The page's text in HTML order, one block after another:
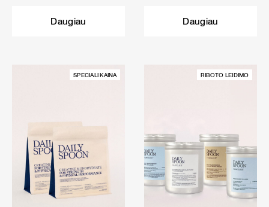
Daugiau Daugiau
SPECIALI KAINA RIBOTO LEIDIMO